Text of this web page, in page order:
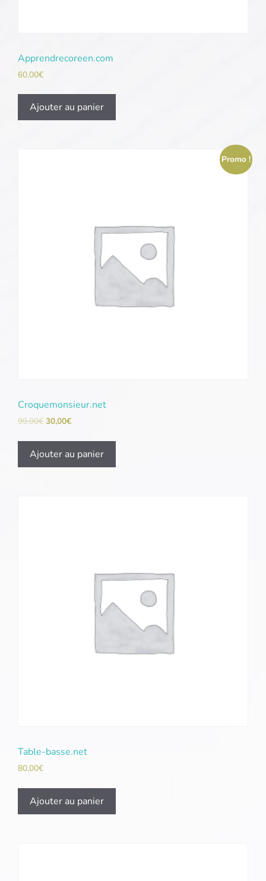
Apprendrecoreen.com
60,00€
Ajouter au panier
Promo !
Croquemonsieur.net
99,00€ 30,00€
Ajouter au panier
Table-basse.net
80,00€
Ajouter au panier